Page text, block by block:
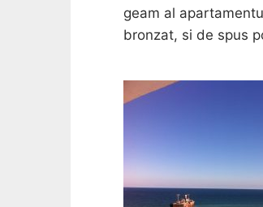
geam al
bronzat, si de spus